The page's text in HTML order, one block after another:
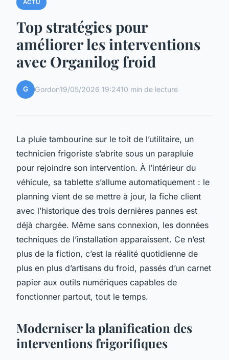
ACTU
Top stratégies pour
améliorer les interventions
avec Organilog froid
G Gordon19/05/2026 19:2410 min de lecture
La pluie tambourine sur le toit de l’utilitaire, un
technicien frigoriste s’abrite sous un parapluie
pour rejoindre son intervention. À l’intérieur du
véhicule, sa tablette s’allume automatiquement : le
planning vient de se mettre à jour, la fiche client
avec l’historique des trois dernières pannes est
déjà chargée. Même sans connexion, les données
techniques de l’installation apparaissent. Ce n’est
plus de la fiction, c’est la réalité quotidienne de
plus en plus d’artisans du froid, passés d’un carnet
papier aux outils numériques capables de
fonctionner partout, tout le temps.
Moderniser la planification des
interventions frigorifiques